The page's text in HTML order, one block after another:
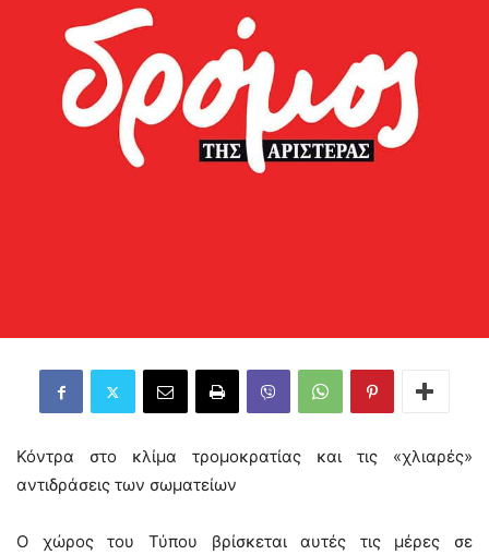
Κόντρα στο κλίμα τρομοκρατίας και τις «χλιαρές»
αντιδράσεις των σωματείων
Ο χώρος του Τύπου βρίσκεται αυτές τις μέρες σε